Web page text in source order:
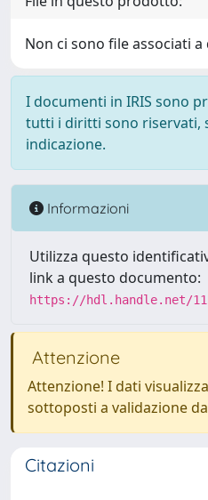
Non ci sono file associati
I documenti in IRIS sono
tutti i diritti sono riservati,
indicazione.
Informazioni
Utilizza questo
link a questo documento:
https://hdl.handle.net/
Attenzione
Attenzione! I dati
sottoposti a validazione
Citazioni